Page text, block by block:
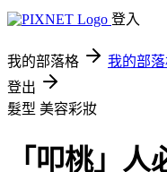
登入
我的部落格 我的部
登出
髮型 美容彩妝
「叩桃」